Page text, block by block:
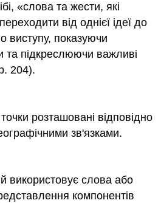
«слова та жести, які
від однієї ідеї до
виступу, показуючи
та підкреслюючи важливі
204).
розташовані відповідно
зв'язками.
використовує слова або
компонентів